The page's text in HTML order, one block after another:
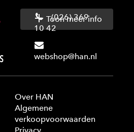
(026) 369
10 42
webshop@han.nl
Toon meer info
Over HAN
Algemene
verkoopvoorwaarden